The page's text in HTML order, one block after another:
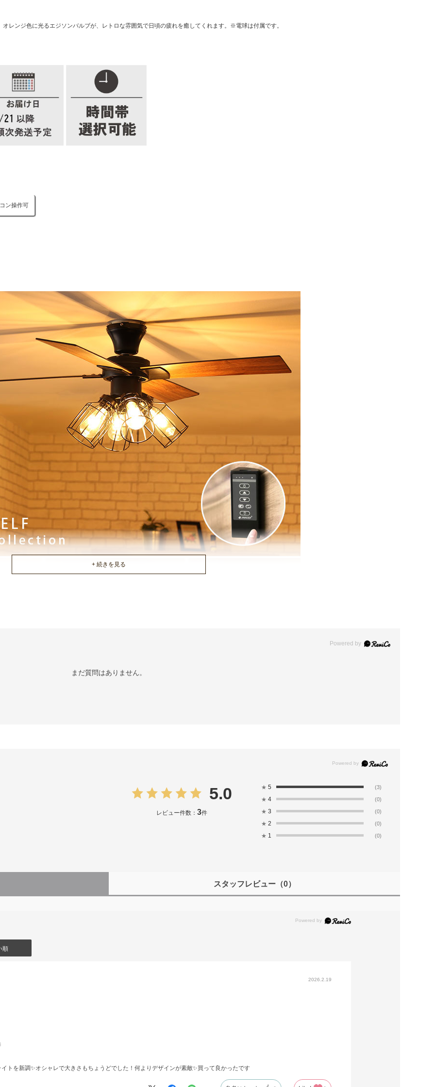
レンジ色に光るエジソンバルブが、レトロな雰囲気で日頃の疲れを癒してくれます。※電球は付属です。
ン操作可
Powered by
まだ質問はありません。
5.0
レビュー件数： 3件
★ 5 (3)
★ 4 (0)
★ 3 (0)
★ 2 (0)
★ 1 (0)
スタッフレビュー（0）
順
2026.2.19
トを新調✨️オシャレで大きさもちょうどでした！何よりデザインが素敵✨買って良かったです